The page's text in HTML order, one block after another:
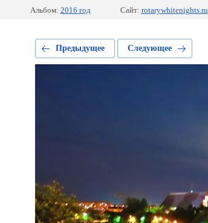
Альбом: 2016 год Сайт: rotarywhitenights.ru
Предыдущее Следующее